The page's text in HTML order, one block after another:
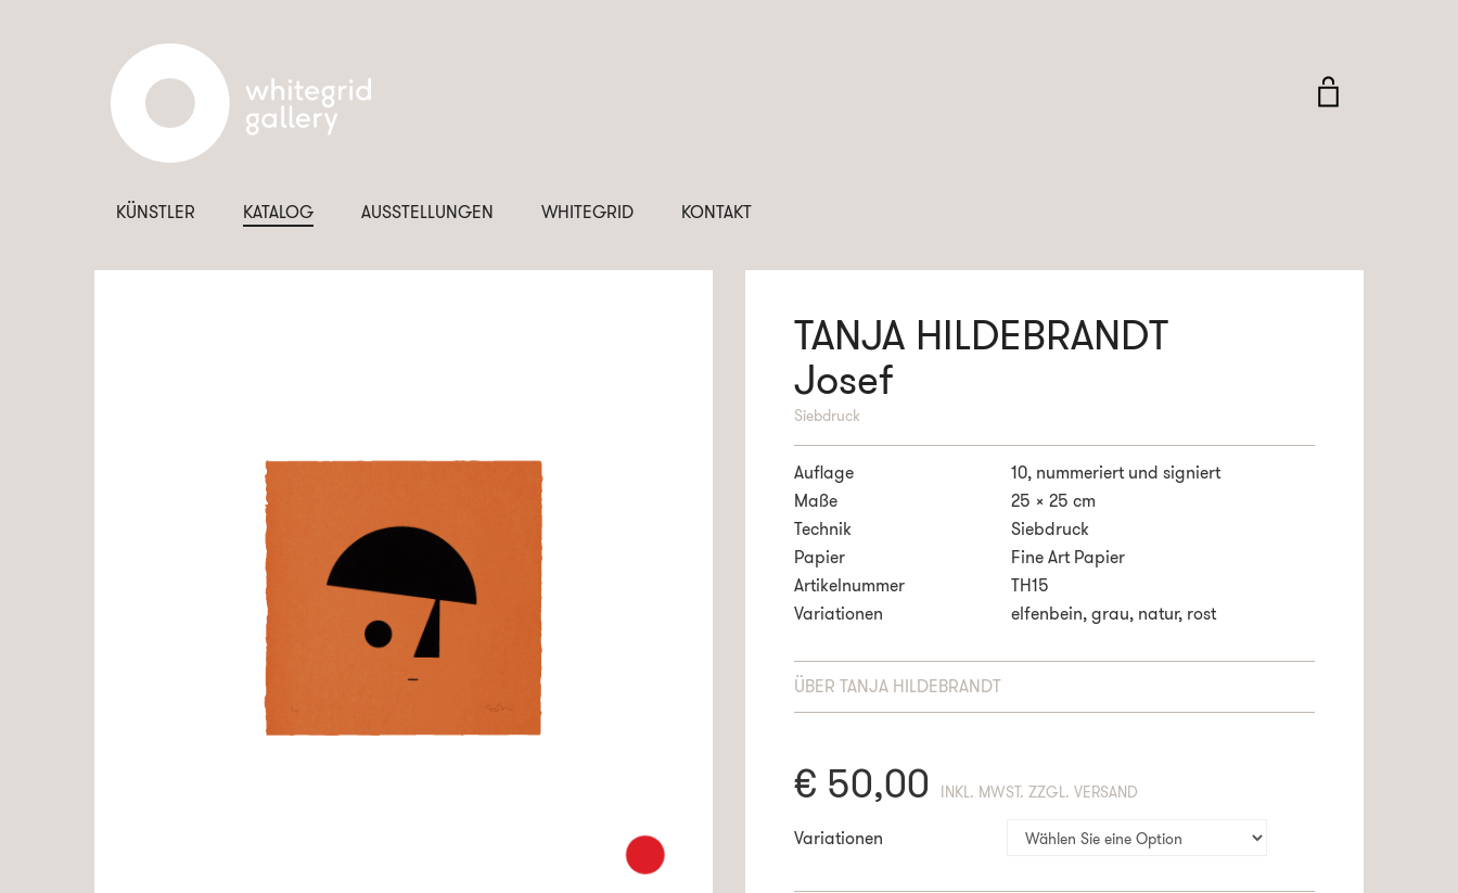
KÜNSTLER KATALOG AUSSTELLUNGEN WHITEGRID KONTAKT
TANJA HILDEBRANDT
Josef
Siebdruck
Auflage
10, nummeriert und signiert
Maße
25 x 25 cm
Technik
Siebdruck
Papier
Fine Art Papier
Artikelnummer
TH15
Variationen
elfenbein, grau, natur, rost
ÜBER TANJA HILDEBRANDT
€ 50,00
Variationen